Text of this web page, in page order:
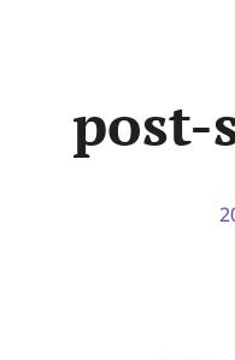
post-